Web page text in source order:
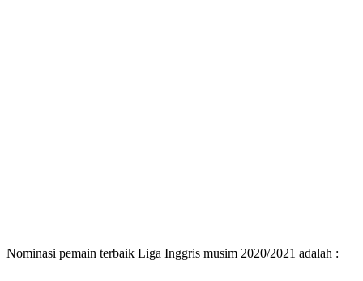
Nominasi pemain terbaik Liga Inggris musim 2020/2021 adalah :